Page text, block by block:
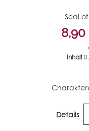
Seal
Inhalt
Details